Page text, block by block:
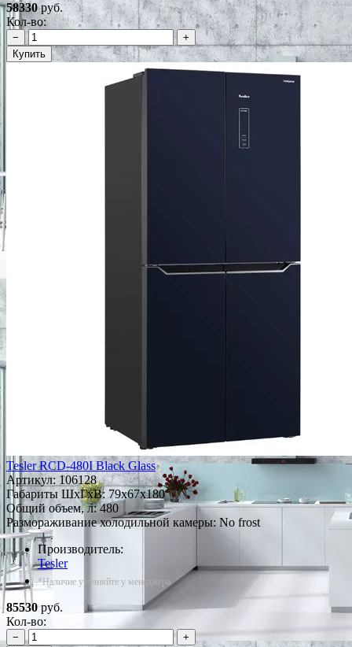
58330руб.
Кол-во:
−
+
Купить
Tesler RCD-480I Black Glass
Артикул: 106128
Габариты ШxГxВ: 79x67x180
Общий объем, л: 480
Размораживание холодильной камеры: No frost
Производитель:
Tesler
*Наличие уточняйте у менеджера
85530руб.
Кол-во:
−
+